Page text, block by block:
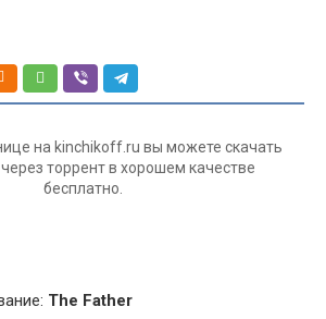
на kinchikoff.ru вы можете скачать
через торрент в хорошем качестве
бесплатно.
The Father